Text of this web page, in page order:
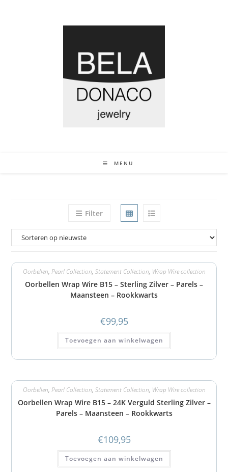
MENU
Filter
Oorbellen, Pearl Collection, Statement Collection, Wrap Wire collection
Oorbellen Wrap Wire B15 – Sterling Zilver – Parels –
Maansteen – Rookkwarts
€99,95
Toevoegen aan winkelwagen
Oorbellen, Pearl Collection, Statement Collection, Wrap Wire collection
Oorbellen Wrap Wire B15 – 24K Verguld Sterling Zilver –
Parels – Maansteen – Rookkwarts
€109,95
Toevoegen aan winkelwagen